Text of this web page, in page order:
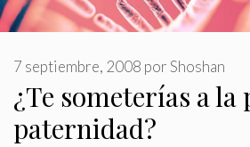
¿Te someterías a la
paternidad?
7 septiembre, 2008 porShoshan